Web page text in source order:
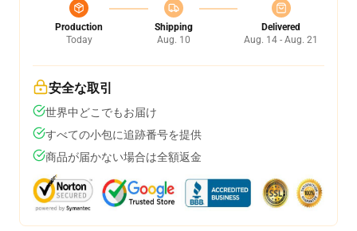
Production
Today
Shipping
Aug. 10
Delivered
Aug. 14 - Aug. 21
安全な取引
世界中どこでもお届け
すべての小包に追跡番号を提供
商品が届かない場合は全額返金